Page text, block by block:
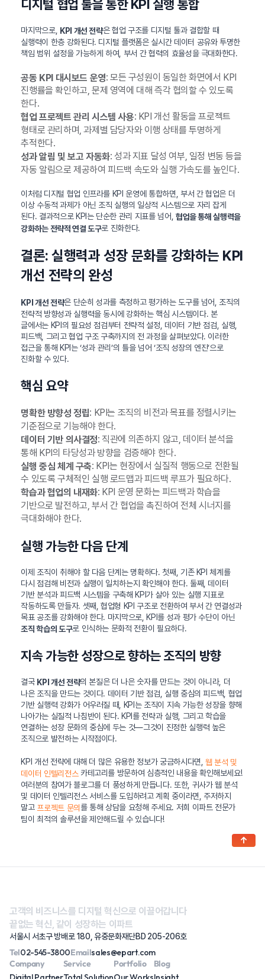
디지털 협업 툴을 통한 KPI 실행 통합
마지막으로, KPI 개선 전략은 협업 구조를 디지털 툴과 결합할 때
실행력이 한층 강화된다. 디지털 플랫폼은 실시간 데이터 공유와 투명한
책임 범위 설정을 가능하게 하여, 부서 간 협력의 효율성을 극대화한다.
공동 KPI 대시보드 운영: 모든 구성원이 동일한 화면에서 KPI
진행률을 확인하고, 문제 영역에 대해 즉각 협의할 수 있도록
한다.
협업 프로젝트 관리 시스템 사용: KPI 개선 활동을 프로젝트
형태로 관리하며, 과제별 담당자와 이행 상태를 투명하게
추적한다.
성과 알림 및 보고 자동화: 성과 지표 달성 여부, 일정 변동 등을
자동 알림으로 제공하여 피드백 속도와 실행 가속도를 높인다.
이처럼 디지털 협업 인프라를 KPI 운영에 통합하면, 부서 간 협업은 더
이상 수동적 과제가 아닌 조직 실행의 일상적 시스템으로 자리 잡게
된다. 결과적으로 KPI는 단순한 관리 지표를 넘어, 협업을 통해 실행력을
강화하는 전략적 연결 도구로 진화한다.
결론: 실행력과 성장 문화를 강화하는 KPI
개선 전략의 완성
KPI 개선 전략은 단순히 성과를 측정하고 평가하는 도구를 넘어, 조직의
전략적 방향성과 실행력을 동시에 강화하는 핵심 시스템이다. 본
글에서는 KPI의 필요성 점검부터 전략적 설정, 데이터 기반 점검, 실행,
피드백, 그리고 협업 구조 구축까지의 전 과정을 살펴보았다. 이러한
접근을 통해 KPI는 ‘성과 관리’의 틀을 넘어 ‘조직 성장의 엔진’으로
진화할 수 있다.
핵심 요약
명확한 방향성 정립: KPI는 조직의 비전과 목표를 정렬시키는
기준점으로 기능해야 한다.
데이터 기반 의사결정: 직관에 의존하지 않고, 데이터 분석을
통해 KPI의 타당성과 방향을 검증해야 한다.
실행 중심 체계 구축: KPI는 현장에서 실질적 행동으로 전환될
수 있도록 구체적인 실행 로드맵과 피드백 루프가 필요하다.
학습과 협업의 내재화: KPI 운영 문화는 피드백과 학습을
기반으로 발전하고, 부서 간 협업을 촉진하여 전체 시너지를
극대화해야 한다.
실행 가능한 다음 단계
이제 조직이 취해야 할 다음 단계는 명확하다. 첫째, 기존 KPI 체계를
다시 점검해 비전과 실행이 일치하는지 확인해야 한다. 둘째, 데이터
기반 분석과 피드백 시스템을 구축해 KPI가 살아 있는 실행 지표로
작동하도록 만들자. 셋째, 협업형 KPI 구조로 전환하여 부서 간 연결성과
목표 공조를 강화해야 한다. 마지막으로, KPI를 성과 평가 수단이 아닌
조직 학습의 도구로 인식하는 문화적 전환이 필요하다.
지속 가능한 성장으로 향하는 조직의 방향
결국 KPI 개선 전략의 본질은 더 나은 숫자를 만드는 것이 아니라, 더
나은 조직을 만드는 것이다. 데이터 기반 점검, 실행 중심의 피드백, 협업
기반 실행력 강화가 어우러질 때, KPI는 조직이 지속 가능한 성장을 향해
나아가는 실질적 나침반이 된다. KPI를 전략과 실행, 그리고 학습을
연결하는 성장 문화의 중심에 두는 것—그것이 진정한 실행력 높은
조직으로 발전하는 시작점이다.
KPI 개선 전략에 대해 더 많은 유용한 정보가 궁금하시다면,웹 분석 및
데이터 인텔리전스카테고리를 방문하여 심층적인 내용을 확인해보세요!
여러분의 참여가 블로그를 더 풍성하게 만듭니다. 또한, 귀사가 웹 분석
및 데이터 인텔리전스 서비스를 도입하려고 계획 중이라면, 주저하지
말고 프로젝트 문의 를 통해 상담을 요청해 주세요. 저희 이파트 전문가
팀이 최적의 솔루션을 제안해드릴 수 있습니다!
고객의 비즈니스를 디지털 혁신으로 이끌어갑니다
끝없는 혁신, 같이 성장하는 이파트
서울시 서초구 방배로 180, 유중문화재단BD 205-206호
Tel02-545-3800Emailsales@epart.com
Company
Service
Portfolio
Blog
↑